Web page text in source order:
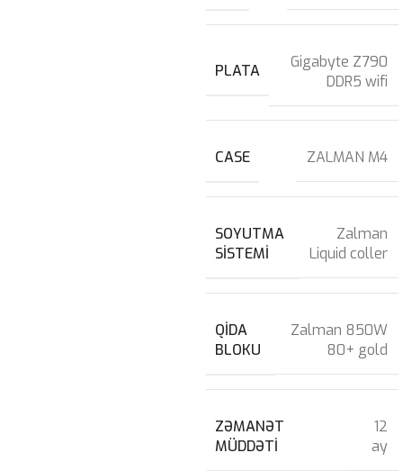
PLATA
Gigabyte Z790
DDR5 wifi
CASE ZALMAN M4
SOYUTMA
SISTEMI
Zalman
Liquid coller
QIDA
BLOKU
Zalman 850W
80+ gold
ZƏMANƏT
MÜDDƏTI
12
ay